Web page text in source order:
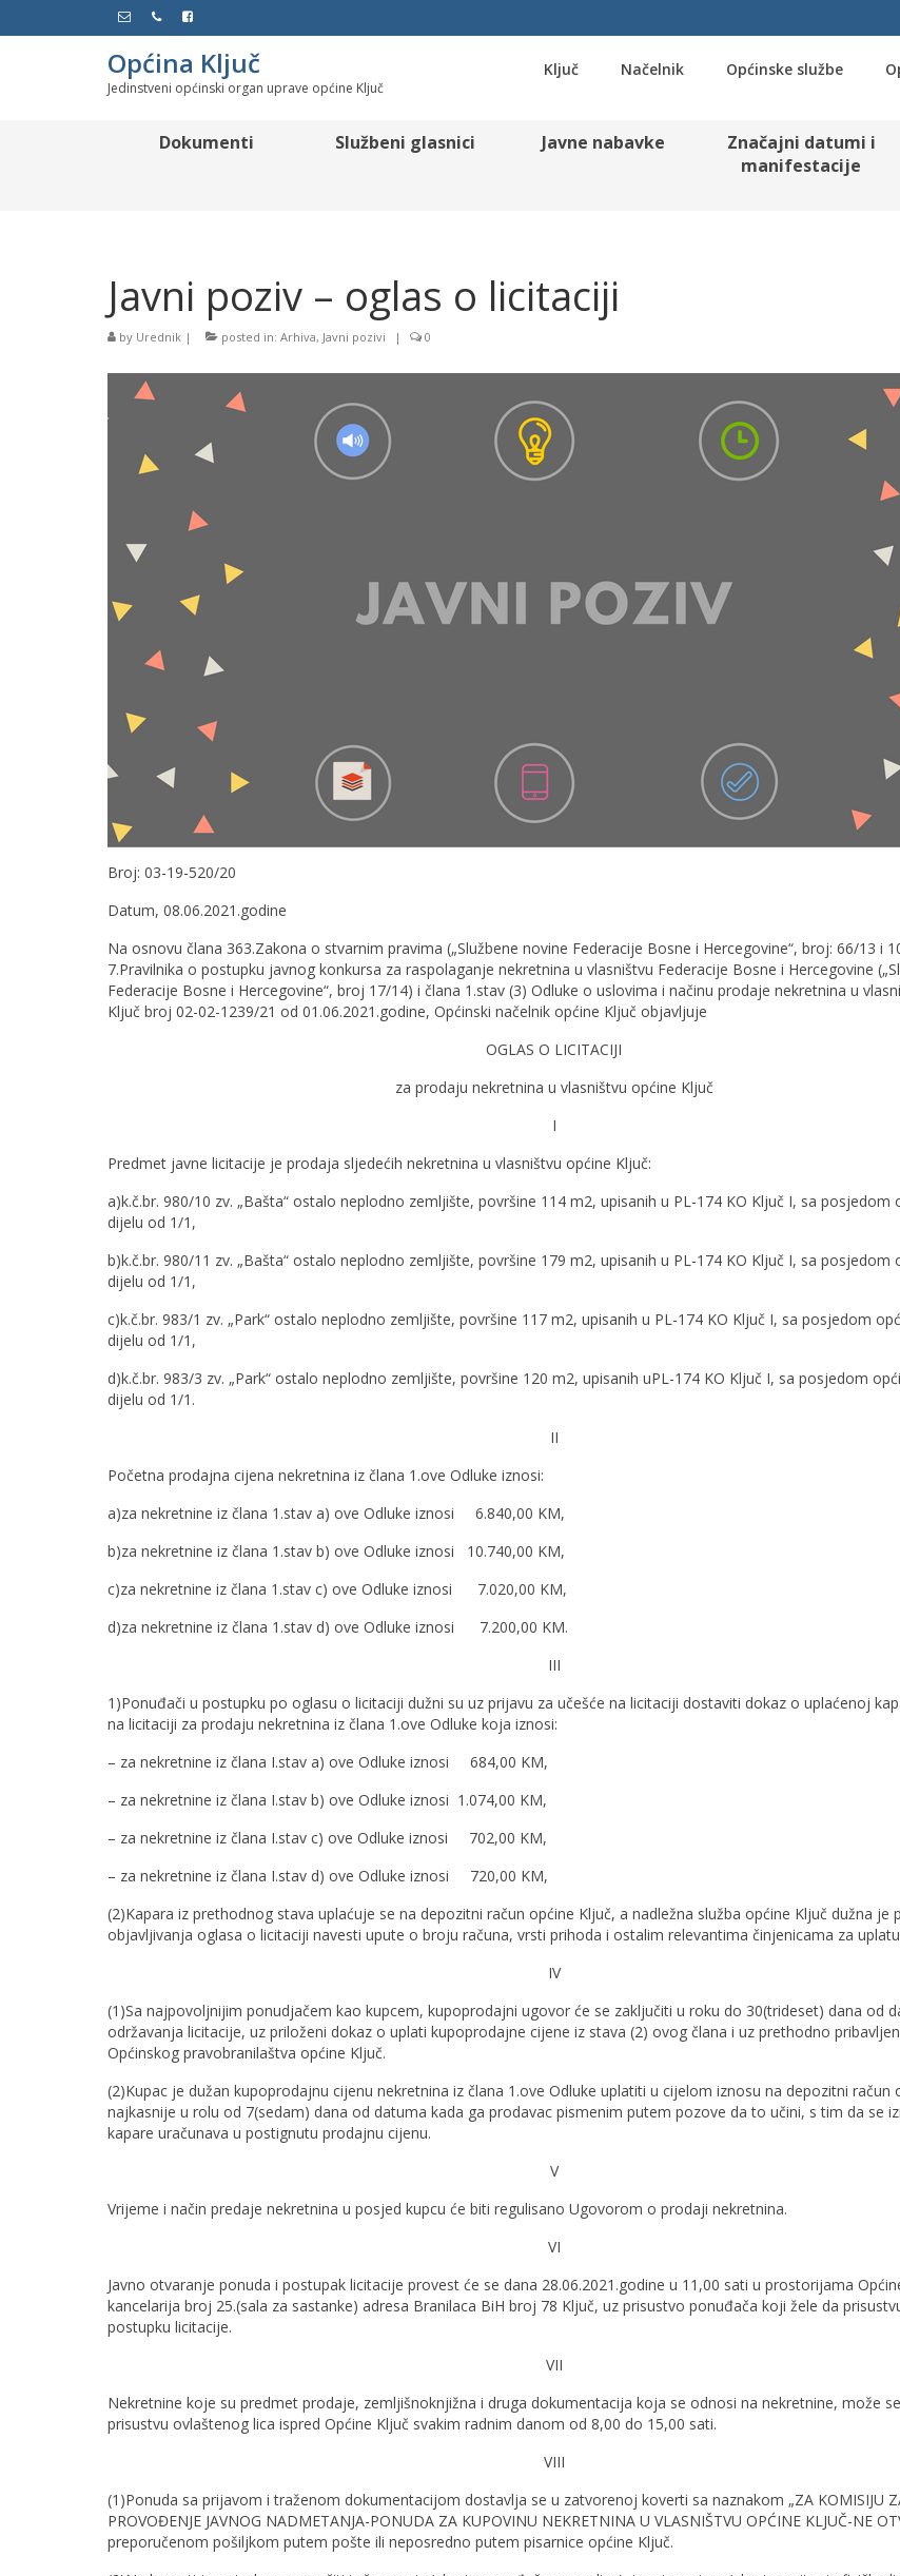
Općina Ključ
Jedinstveni općinski organ uprave općine Ključ
Ključ Načelnik Općinske službe
Dokumenti Službeni glasnici Javne nabavke
Značajni datumi i
manifestacije
Javni poziv – oglas o licitaciji
by Urednik | posted in: Arhiva, Javni pozivi | 0
Broj: 03-19-520/20
Datum, 08.06.2021.godine
Na osnovu člana 363.Zakona o stvarnim pravima („Službene novine Federacije Bosne i Hercegovine“, broj: 66/13 i
7.Pravilnika o postupku javnog konkursa za raspolaganje nekretnina u vlasništvu Federacije Bosne i Hercegovine
Federacije Bosne i Hercegovine“, broj 17/14) i člana 1.stav (3) Odluke o uslovima i načinu prodaje nekretnina u
Ključ broj 02-02-1239/21 od 01.06.2021.godine, Općinski načelnik općine Ključ objavljuje
OGLAS O LICITACIJI
za prodaju nekretnina u vlasništvu općine Ključ
I
Predmet javne licitacije je prodaja sljedećih nekretnina u vlasništvu općine Ključ:
a)k.č.br. 980/10 zv. „Bašta“ ostalo neplodno zemljište, površine 114 m2, upisanih u PL-174 KO Ključ I, sa posjedom
dijelu od 1/1,
b)k.č.br. 980/11 zv. „Bašta“ ostalo neplodno zemljište, površine 179 m2, upisanih u PL-174 KO Ključ I, sa posjedom
dijelu od 1/1,
c)k.č.br. 983/1 zv. „Park“ ostalo neplodno zemljište, površine 117 m2, upisanih u PL-174 KO Ključ I, sa posjedom
dijelu od 1/1,
d)k.č.br. 983/3 zv. „Park“ ostalo neplodno zemljište, površine 120 m2, upisanih uPL-174 KO Ključ I, sa posjedom
dijelu od 1/1.
II
Početna prodajna cijena nekretnina iz člana 1.ove Odluke iznosi:
a)za nekretnine iz člana 1.stav a) ove Odluke iznosi 6.840,00 KM,
b)za nekretnine iz člana 1.stav b) ove Odluke iznosi 10.740,00 KM,
c)za nekretnine iz člana 1.stav c) ove Odluke iznosi 7.020,00 KM,
d)za nekretnine iz člana 1.stav d) ove Odluke iznosi 7.200,00 KM.
III
1)Ponuđači u postupku po oglasu o licitaciji dužni su uz prijavu za učešće na licitaciji dostaviti dokaz o uplaćenoj
na licitaciji za prodaju nekretnina iz člana 1.ove Odluke koja iznosi:
– za nekretnine iz člana I.stav a) ove Odluke iznosi 684,00 KM,
– za nekretnine iz člana I.stav b) ove Odluke iznosi 1.074,00 KM,
– za nekretnine iz člana I.stav c) ove Odluke iznosi 702,00 KM,
– za nekretnine iz člana I.stav d) ove Odluke iznosi 720,00 KM,
(2)Kapara iz prethodnog stava uplaćuje se na depozitni račun općine Ključ, a nadležna služba općine Ključ dužna je
objavljivanja oglasa o licitaciji navesti upute o broju računa, vrsti prihoda i ostalim relevantima činjenicama za
IV
(1)Sa najpovoljnijim ponudjačem kao kupcem, kupoprodajni ugovor će se zaključiti u roku do 30(trideset) dana od
održavanja licitacije, uz priloženi dokaz o uplati kupoprodajne cijene iz stava (2) ovog člana i uz prethodno
Općinskog pravobranilaštva općine Ključ.
(2)Kupac je dužan kupoprodajnu cijenu nekretnina iz člana 1.ove Odluke uplatiti u cijelom iznosu na depozitni račun
najkasnije u rolu od 7(sedam) dana od datuma kada ga prodavac pismenim putem pozove da to učini, s tim da se
kapare uračunava u postignutu prodajnu cijenu.
V
Vrijeme i način predaje nekretnina u posjed kupcu će biti regulisano Ugovorom o prodaji nekretnina.
VI
Javno otvaranje ponuda i postupak licitacije provest će se dana 28.06.2021.godine u 11,00 sati u prostorijama
kancelarija broj 25.(sala za sastanke) adresa Branilaca BiH broj 78 Ključ, uz prisustvo ponuđača koji žele da
postupku licitacije.
VII
Nekretnine koje su predmet prodaje, zemljišnoknjižna i druga dokumentacija koja se odnosi na nekretnine, može
prisustvu ovlaštenog lica ispred Općine Ključ svakim radnim danom od 8,00 do 15,00 sati.
VIII
(1)Ponuda sa prijavom i traženom dokumentacijom dostavlja se u zatvorenoj koverti sa naznakom „ZA KOMISIJU
PROVOĐENJE JAVNOG NADMETANJA-PONUDA ZA KUPOVINU NEKRETNINA U VLASNIŠTVU OPĆINE KLJUČ-NE
preporučenom pošiljkom putem pošte ili neposredno putem pisarnice općine Ključ.